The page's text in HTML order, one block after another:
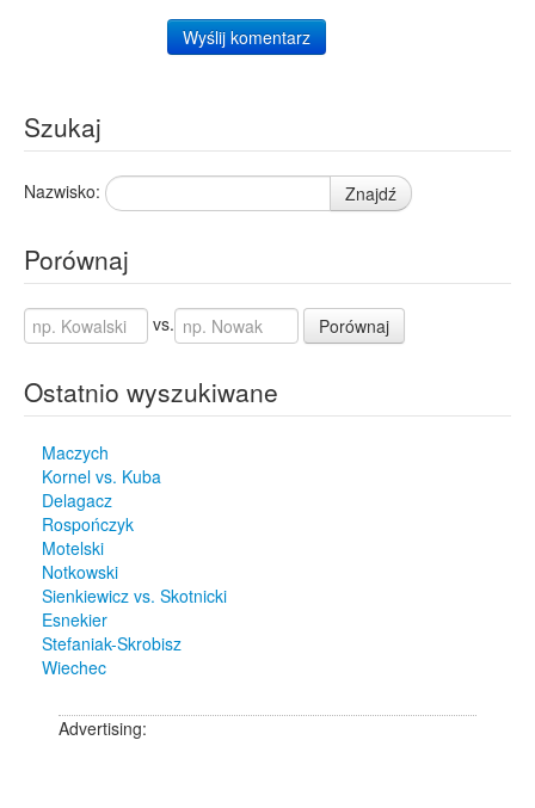
Wyślij komentarz
Szukaj
Nazwisko: Znajdź
Porównaj
vs. Porównaj
Ostatnio wyszukiwane
Maczych
Kornel vs. Kuba
Delagacz
Rospończyk
Motelski
Notkowski
Sienkiewicz vs. Skotnicki
Esnekier
Stefaniak-Skrobisz
Wiechec
Advertising: